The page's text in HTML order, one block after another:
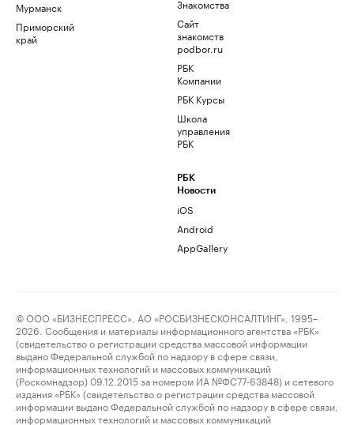
Мурманск
Приморский
край
Знакомства
Сайт
знакомств
podbor.ru
РБК
Компании
РБК Курсы
Школа
управления
РБК
РБК
Новости
iOS
Android
AppGallery
© ООО «БИЗНЕСПРЕСС», АО «РОСБИЗНЕСКОНСАЛТИНГ», 1995–
2026. Сообщения и материалы информационного агентства «РБК»
(свидетельство о регистрации средства массовой информации
выдано Федеральной службой по надзору в сфере связи,
информационных технологий и массовых коммуникаций
(Роскомнадзор) 09.12.2015 за номером ИА №ФС77-63848) и сетевого
издания «РБК» (свидетельство о регистрации средства массовой
информации выдано Федеральной службой по надзору в сфере связи,
информационных технологий и массовых коммуникаций